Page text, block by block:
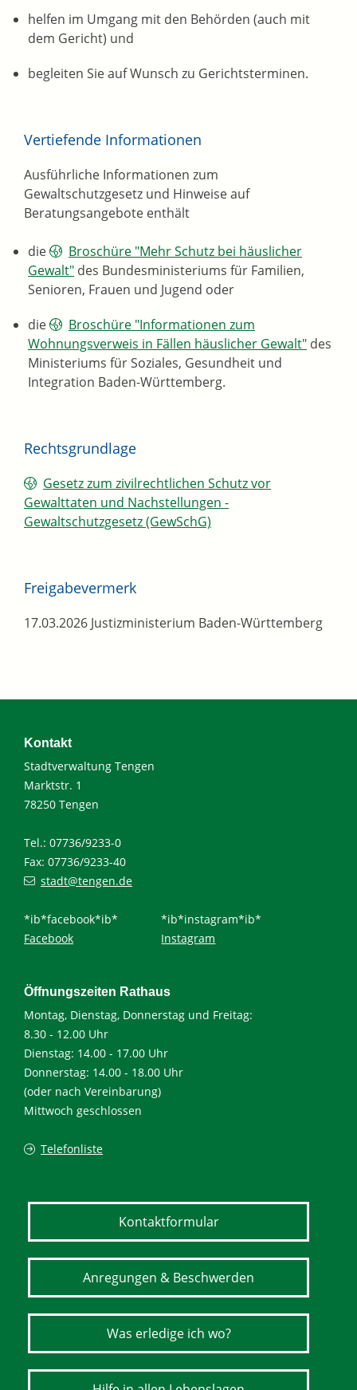
helfen im Umgang mit den Behörden (auch mit
dem Gericht) und
begleiten Sie auf Wunsch zu Gerichtsterminen.
Vertiefende Informationen
Ausführliche Informationen zum
Gewaltschutzgesetz und Hinweise auf
Beratungsangebote enthält
die
Broschüre "Mehr Schutz bei häuslicher
Gewalt" des Bundesministeriums für Familien,
Senioren, Frauen und Jugend oder
die
Broschüre "Informationen zum
Wohnungsverweis in Fällen häuslicher Gewalt" des
Ministeriums für Soziales, Gesundheit und
Integration Baden-Württemberg.
Rechtsgrundlage
Gesetz zum zivilrechtlichen Schutz vor
Gewalttaten und Nachstellungen -
Gewaltschutzgesetz (GewSchG)
Freigabevermerk
17.03.2026 Justizministerium Baden-Württemberg
Kontakt
Stadtverwaltung Tengen
Marktstr. 1
78250 Tengen
Tel.: 07736/9233-0
Fax: 07736/9233-40
stadt@tengen.de
*ib*facebook*ib*
Facebook
*ib*instagram*ib*
Instagram
Öffnungszeiten Rathaus
Montag, Dienstag, Donnerstag und Freitag:
8.30 - 12.00 Uhr
Dienstag: 14.00 - 17.00 Uhr
Donnerstag: 14.00 - 18.00 Uhr
(oder nach Vereinbarung)
Mittwoch geschlossen
Telefonliste
Kontaktformular
Anregungen & Beschwerden
Was erledige ich wo?